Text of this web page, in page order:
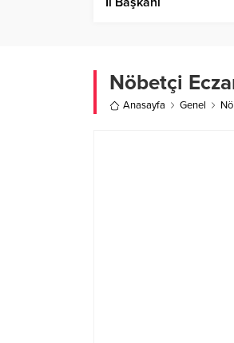
Nöbetçi
Anasayfa Genel